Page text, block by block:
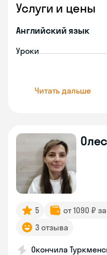
Услуги и цены
Английский язык
Уроки
Читать дальше
5 от 1090 ₽
3 отзыва
Окончила